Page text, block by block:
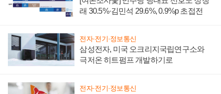
래 30.5%·김민석 29.6%, 0.9%p 초접전
전자·전기·정보통신
삼성전자, 미국 오크리지국립연구소와
극저온 히트펌프 개발하기로
전자·전기·정보통신